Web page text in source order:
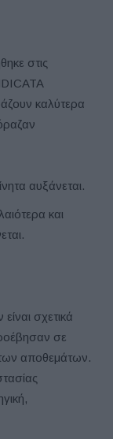
στις
καλύτερα
αυξάνεται.
και
σχετικά
σε
αποθεμάτων.